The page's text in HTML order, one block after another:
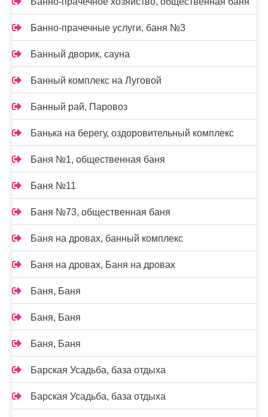
Банно-прачечные услуги, баня №3
Банный дворик, сауна
Банный комплекс на Луговой
Банный рай, Паровоз
Банька на берегу, оздоровительный комплекс
Баня №1, общественная баня
Баня №11
Баня №73, общественная баня
Баня на дровах, банный комплекс
Баня на дровах, Баня на дровах
Баня, Баня
Баня, Баня
Баня, Баня
Барская Усадьба, база отдыха
Барская Усадьба, база отдыха